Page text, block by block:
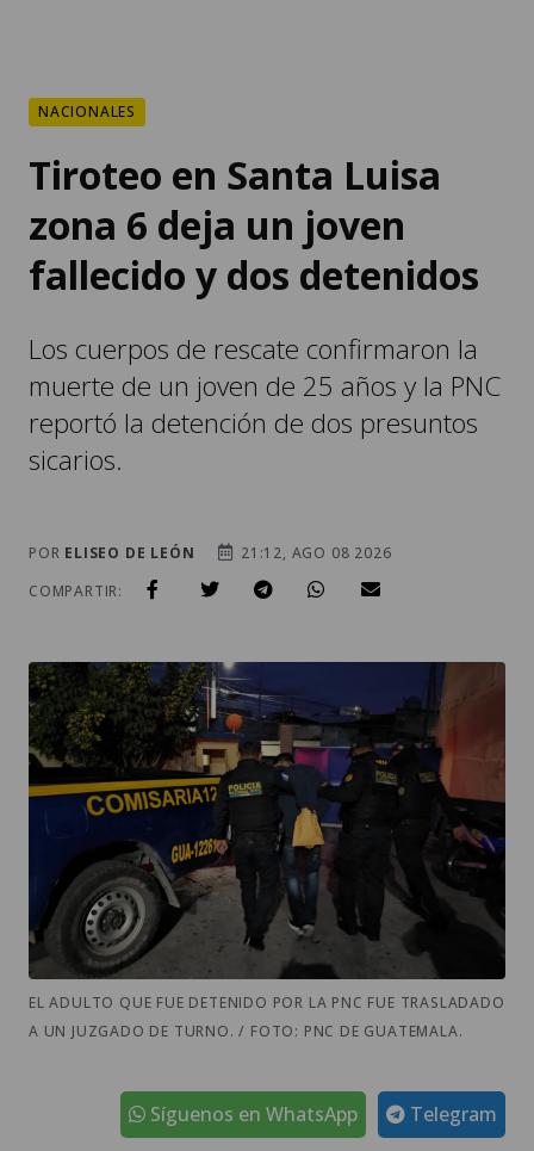
NACIONALES
Tiroteo en Santa Luisa
zona 6 deja un joven
fallecido y dos detenidos
Los cuerpos de rescate confirmaron la
muerte de un joven de 25 años y la PNC
reportó la detención de dos presuntos
sicarios.
POR ELISEO DE LEÓN
21:12, AGO 08 2026
COMPARTIR:
EL ADULTO QUE FUE DETENIDO POR LA PNC FUE TRASLADADO
A UN JUZGADO DE TURNO. / FOTO: PNC DE GUATEMALA.
Telegram
Síguenos en WhatsApp